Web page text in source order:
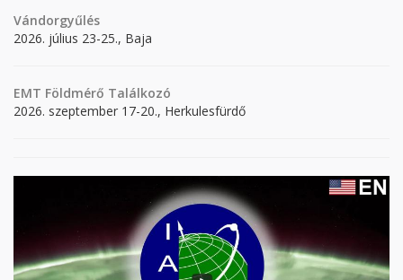
Vándorgyűlés
2026. július 23-25., Baja
EMT Földmérő Találkozó
2026. szeptember 17-20., Herkulesfürdő